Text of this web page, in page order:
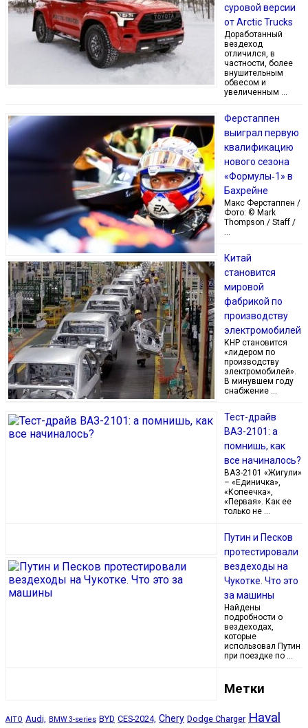
суровой версии
от Arctic Trucks
Доработанный
вездеход
отличился, в
частности, более
внушительным
обвесом и
увеличенным …
Ферстаппен
выиграл первую
квалификацию
нового сезона
«Формулы‑1» в
Бахрейне
Макс Ферстаппен /
Фото: © Mark
Thompson / Staff /
…
Китай
становится
мировой
фабрикой по
производству
электромобилей
КНР становится
«лидером по
производству
электромобилей».
В минувшем году
снабжение …
Тест-драйв
ВАЗ-2101: а
помнишь, как
все начиналось?
ВАЗ-2101 «Жигули»
– «Единичка»,
«Копеечка»,
«Первая». Как ее
только не …
Путин и Песков
протестировали
вездеходы на
Чукотке. Что это
за машины
Найдены
подробности о
вездеходах,
которые
использовал Путин
при поездке по …
Метки
AITO Audi, BMW 3-series BYD CES-2024, Chery Dodge Charger Haval